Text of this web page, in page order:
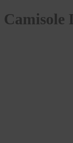
Camisole